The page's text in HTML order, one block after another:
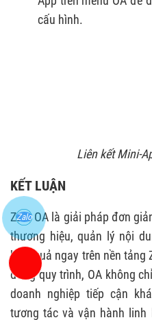
cấu hình.
Liên kết Mini-
KẾT LUẬN
Zalo OA là giải pháp đơn
thương hiệu, quản lý nội
hiệu quả ngay trên nền tảng
đúng quy trình, OA không
doanh nghiệp tiếp cận
tương tác và vận hành linh
Zalo